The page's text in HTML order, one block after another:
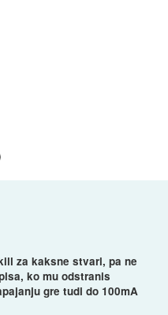
za kaksne stvari, pa ne
ko mu odstranis
gre tudi do 100mA